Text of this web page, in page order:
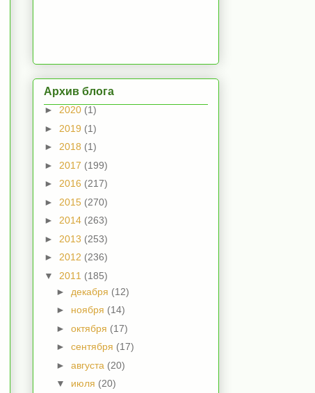
Архив блога
► 2020 (1)
► 2019 (1)
► 2018 (1)
► 2017 (199)
► 2016 (217)
► 2015 (270)
► 2014 (263)
► 2013 (253)
► 2012 (236)
▼ 2011 (185)
► декабря (12)
► ноября (14)
► октября (17)
► сентября (17)
► августа (20)
▼ июля (20)